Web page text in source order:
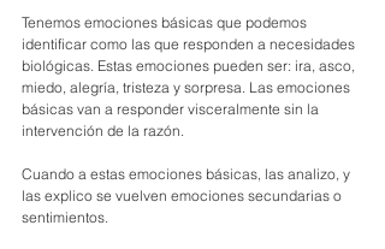
Tenemos emociones básicas que podemos
identificar como las que responden a necesidades
biológicas. Estas emociones pueden ser: ira, asco,
miedo, alegría, tristeza y sorpresa. Las emociones
básicas van a responder visceralmente sin la
intervención de la razón.
Cuando a estas emociones básicas, las analizo, y
las explico se vuelven emociones secundarias o
sentimientos.